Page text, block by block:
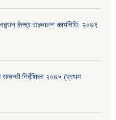
केन्द्र सञ्चालन कार्यविधि, २०७९
सम्बन्धी निर्देशिका २०७५ (प्रथम